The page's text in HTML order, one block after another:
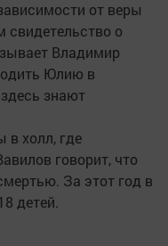
от веры
о
Владимир
Юлию в
знают
в холл, где
говорит, что
За этот год в
детей.